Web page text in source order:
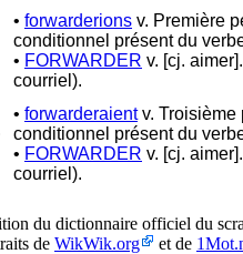
• forwarderions v. Première
conditionnel présent du
• FORWARDER v. [cj.
courriel).
• forwarderaientv. Troisième
conditionnel présent du
• FORWARDER v. [cj.
courriel).
du dictionnaire officiel du
de WikWik.org et de